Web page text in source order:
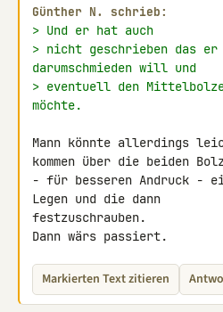
Günther N. schrieb:
> Und er hat auch
> nicht geschrieben das er
darumschmieden will und
> eventuell den
möchte.
Mann könnte allerdings
kommen über die beiden
- für besseren Andruck -
Legen und die dann
festzuschrauben.
Dann wärs passiert.
Markierten Text zitieren